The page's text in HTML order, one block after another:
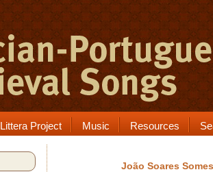
Littera Project Music Resources
João Soares